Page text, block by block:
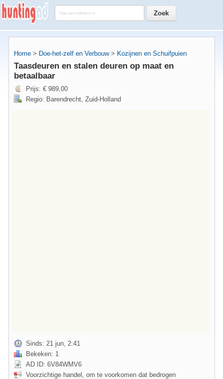
Home > Doe-het-zelf en Verbouw> Kozijnen en Schuifpuien
Taasdeuren en stalen deuren op maat en
betaalbaar
Prijs: € 989,00
Regio: Barendrecht, Zuid-Holland
Sinds: 21 jun, 2:41
Bekeken: 1
AD ID: 6V84WMV6
Voorzichtige handel, om te voorkomen dat bedrogen